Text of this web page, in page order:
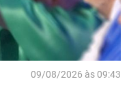
09/08/2026 às 09:43